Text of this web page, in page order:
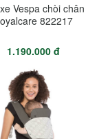
Vespa chòi chân
822217
1.190.000 đ